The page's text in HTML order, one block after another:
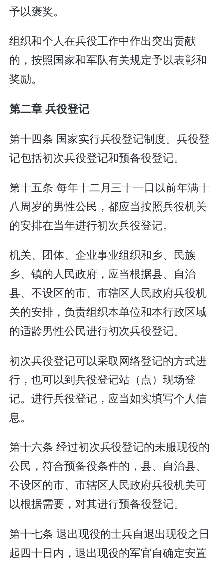
予以褒奖。
组织和个人在兵役工作中作出突出贡献
的，按照国家和军队有关规定予以表彰和
奖励。
第二章 兵役登记
第十四条 国家实行兵役登记制度。兵役登
记包括初次兵役登记和预备役登记。
第十五条 每年十二月三十一日以前年满十
八周岁的男性公民，都应当按照兵役机关
的安排在当年进行初次兵役登记。
机关、团体、企业事业组织和乡、民族
乡、镇的人民政府，应当根据县、自治
县、不设区的市、市辖区人民政府兵役机
关的安排，负责组织本单位和本行政区域
的适龄男性公民进行初次兵役登记。
初次兵役登记可以采取网络登记的方式进
行，也可以到兵役登记站（点）现场登
记。进行兵役登记，应当如实填写个人信
息。
第十六条 经过初次兵役登记的未服现役的
公民，符合预备役条件的，县、自治县、
不设区的市、市辖区人民政府兵役机关可
以根据需要，对其进行预备役登记。
第十七条 退出现役的士兵自退出现役之日
起四十日内，退出现役的军官自确定安置